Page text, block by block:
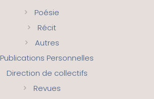
Poésie
Récit
Autres
Publications Personnelles
Direction de collectifs
Revues